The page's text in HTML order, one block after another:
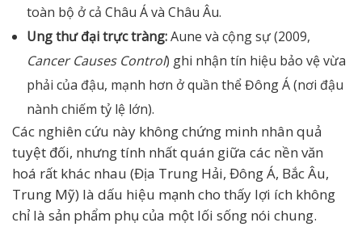
toàn bộ ở cả Châu Á và Châu Âu.
Ung thư đại trực tràng:Aune và cộng sự (2009,
Cancer Causes Control) ghi nhận tín hiệu bảo vệ vừa
phải của đậu, mạnh hơn ở quần thể Đông Á (nơi đậu
nành chiếm tỷ lệ lớn).
Các nghiên cứu này không chứng minh nhân quả
tuyệt đối, nhưng tính nhất quán giữa các nền văn
hoá rất khác nhau (Địa Trung Hải, Đông Á, Bắc Âu,
Trung Mỹ) là dấu hiệu mạnh cho thấy lợi ích không
chỉ là sản phẩm phụ của một lối sống nói chung.